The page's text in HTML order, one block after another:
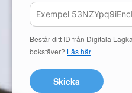
Består ditt ID från Digitala
bokstäver? Läs här
Skicka